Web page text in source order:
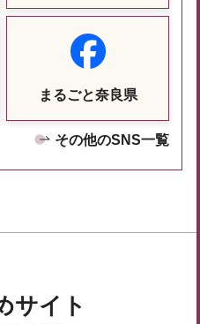
まるごと奈良県
その他のSNS一覧
サイト